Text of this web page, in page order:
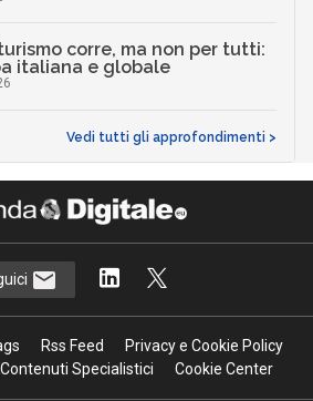
turismo corre, ma non per tutti:
italiana e globale
Vedi tutti gli approfondimenti >
Rss Feed
Privacy e Cookie Policy
Specialistici
Cookie Center